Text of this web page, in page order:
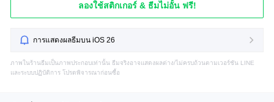
ลองใช้สติกเกอร์ & ธีมไม่อั้น ฟรี!
การแสดงผลธีมบน iOS 26
ภาพในร้านธีมเป็นภาพประกอบเท่านั้น ธีมจริงอาจแสดงผลต่าง/ไม่ครบถ้วนตามเวอร์ชัน LINE
และระบบปฏิบัติการ โปรดพิจารณาก่อนซื้อ